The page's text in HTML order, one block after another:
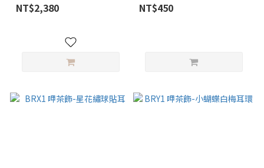
NT$2,380 NT$450